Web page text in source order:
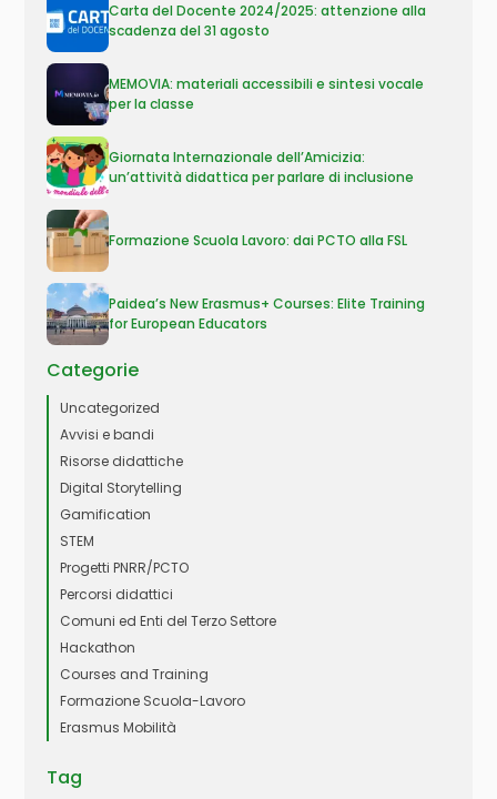
Carta del Docente 2024/2025: attenzione alla
scadenza del 31 agosto
MEMOVIA: materiali accessibili e sintesi vocale
per la classe
Giornata Internazionale dell’Amicizia:
un’attività didattica per parlare di inclusione
Formazione Scuola Lavoro: dai PCTO alla FSL
Paidea’s New Erasmus+ Courses: Elite Training
for European Educators
Categorie
Uncategorized
Avvisi e bandi
Risorse didattiche
Digital Storytelling
Gamification
STEM
Progetti PNRR/PCTO
Percorsi didattici
Comuni ed Enti del Terzo Settore
Hackathon
Courses and Training
Formazione Scuola-Lavoro
Erasmus Mobilità
Tag